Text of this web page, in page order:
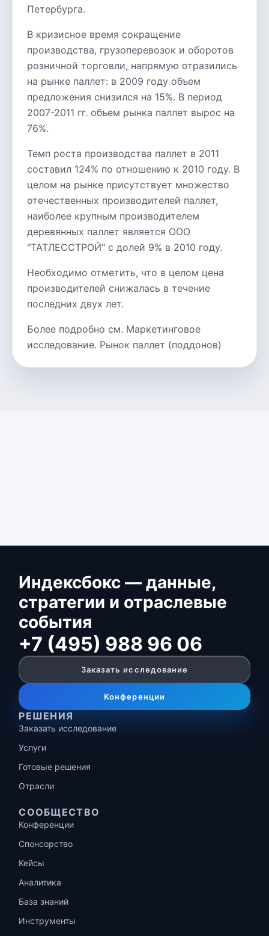
Петербурга.
В кризисное время сокращение
производства, грузоперевозок и оборотов
розничной торговли, напрямую отразились
на рынке паллет: в 2009 году объем
предложения снизился на 15%. В период
2007-2011 гг. объем рынка паллет вырос на
76%.
Темп роста производства паллет в 2011
составил 124% по отношению к 2010 году. В
целом на рынке присутствует множество
отечественных производителей паллет,
наиболее крупным производителем
деревянных паллет является ООО
"ТАТЛЕССТРОЙ" с долей 9% в 2010 году.
Необходимо отметить, что в целом цена
производителей снижалась в течение
последних двух лет.
Более подробно см. Маркетинговое
исследование. Рынок паллет (поддонов)
Индексбокс — данные,
стратегии и отраслевые
события
+7 (495) 988 96 06
Заказать исследование
Конференции
РЕШЕНИЯ
Заказать исследование
Услуги
Готовые решения
Отрасли
СООБЩЕСТВО
Конференции
Спонсорство
Кейсы
Аналитика
База знаний
Инструменты